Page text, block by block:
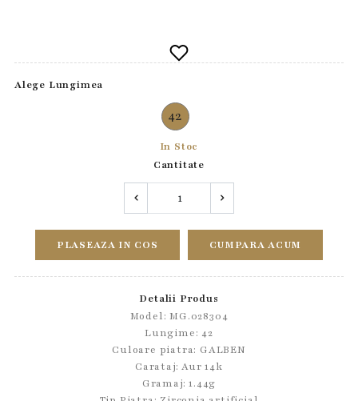
Alege Lungimea
42
In Stoc
Cantitate
PLASEAZA IN COS CUMPARA ACUM
Detalii Produs
Model: MG.028304
Lungime: 42
Culoare piatra: GALBEN
Carataj: Aur 14k
Gramaj: 1.44g